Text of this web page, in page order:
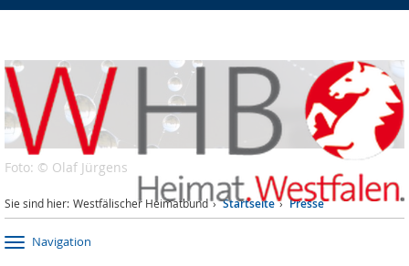
Foto: © Olaf Jürgens
Sie sind hier: Westfälischer Heimatbund Startseite Presse
Navigation